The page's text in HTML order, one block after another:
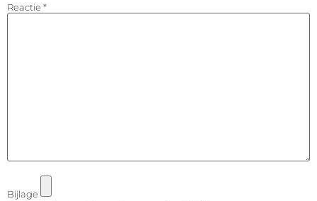
Reactie *
Bijlage